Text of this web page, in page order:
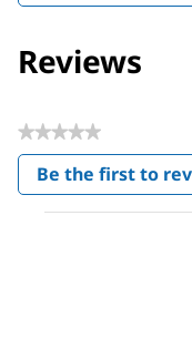
Reviews
★★★★★
No
rating
value
Be the first to
.
This